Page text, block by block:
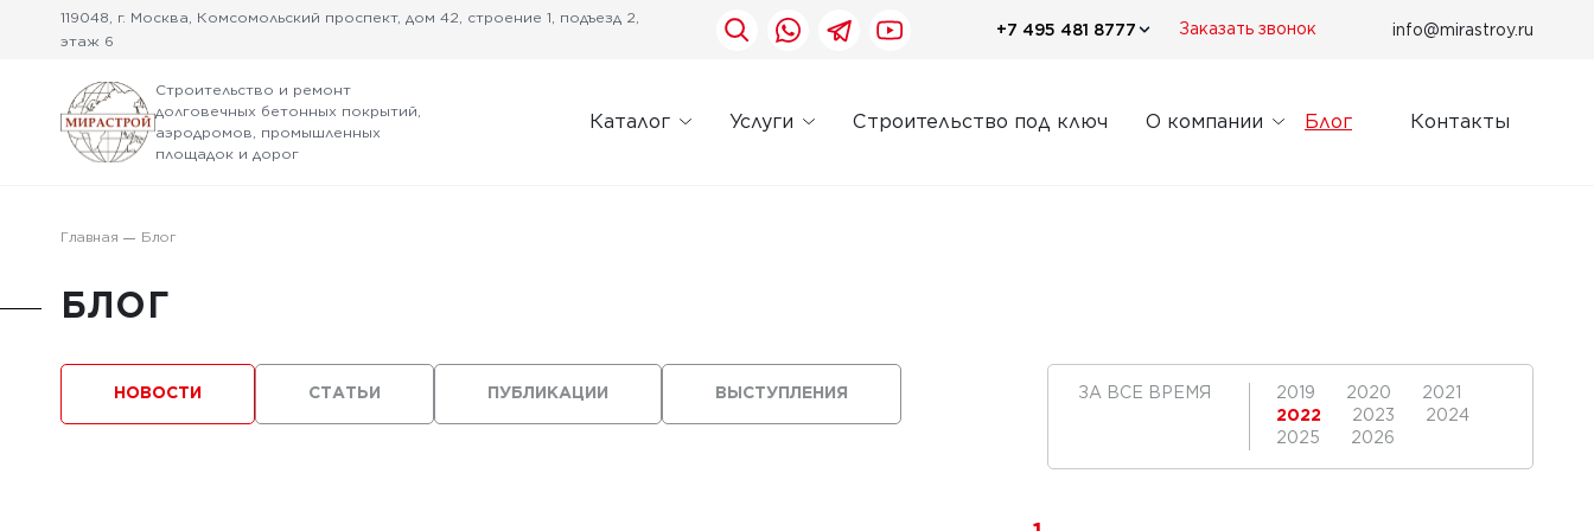
119048, г. Москва, Комсомольский проспект, дом 42, строение 1, подъезд 2,
этаж 6
+7 495 481 8777 Заказать звонок info@mirastroy.ru
Строительство и ремонт
долговечных бетонных покрытий,
аэродромов, промышленных
площадок и дорог
Каталог Услуги Строительство под ключ О компании Блог Контакты
Главная Блог
БЛОГ
ВЫСТУПЛЕНИЯ
ПУБЛИКАЦИИ
НОВОСТИ СТАТЬИ ЗА ВСЕ ВРЕМЯ 2019 2020
2021
2022
2023
2024
2025
2026